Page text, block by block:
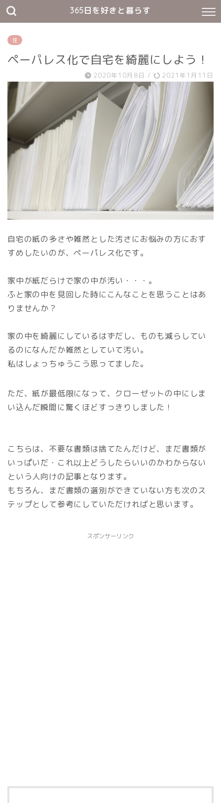
365日を好きと暮らす
住
ペーパレス化で自宅を綺麗にしよう！
2020年10月8日 / 2021年1月11日
自宅の紙の多さや雑然とした汚さにお悩みの方におす
すめしたいのが、ペーパレス化です。
家中が紙だらけで家の中が汚い・・・。
ふと家の中を見回した時にこんなことを思うことはあ
りませんか？
家の中を綺麗にしているはずだし、ものも減らしてい
るのになんだか雑然としていて汚い。
私はしょっちゅうこう思ってました。
ただ、紙が最低限になって、クローゼットの中にしま
い込んだ瞬間に驚くほどすっきりしました！
こちらは、不要な書類は捨てたんだけど、まだ書類が
いっぱいだ・これ以上どうしたらいいのかわからない
という人向けの記事となります。
もちろん、まだ書類の選別ができていない方も次のス
テップとして参考にしていただければと思います。
スポンサーリンク